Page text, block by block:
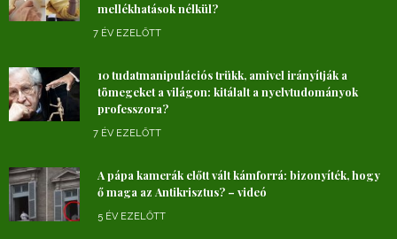
mellékhatások nélkül?
7 ÉV EZELŐTT
10 tudatmanipulációs trükk, amivel irányítják a
tömegeket a világon: kitálalt a nyelvtudományok
professzora?
7 ÉV EZELŐTT
A pápa kamerák előtt vált kámforrá: bizonyíték, hogy
ő maga az Antikrisztus? – videó
5 ÉV EZELŐTT